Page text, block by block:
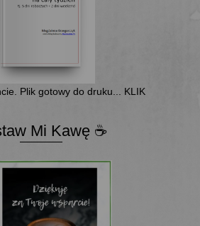
Plik gotowy do druku... KLIK
Mi Kawę ☕